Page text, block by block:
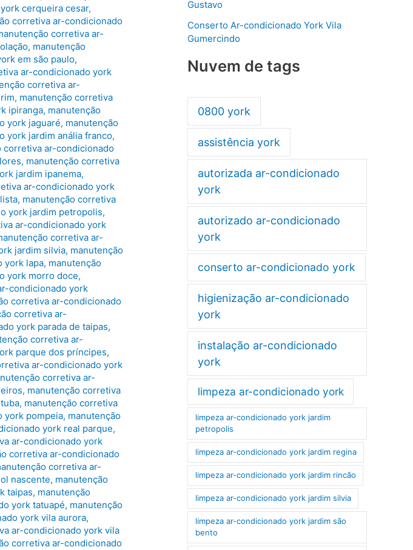
cerqueira cesar,
corretiva ar-condicionado
corretiva ar-
, manutenção
em são paulo,
ar-condicionado york
corretiva ar-
, manutenção corretiva
ipiranga, manutenção
york jaguaré, manutenção
york jardim anália franco,
corretiva ar-condicionado
, manutenção corretiva
jardim ipanema,
ar-condicionado york
, manutenção corretiva
york jardim petropolis,
ar-condicionado york
corretiva ar-
jardim silvia, manutenção
york lapa, manutenção
york morro doce,
condicionado york
corretiva ar-condicionado
corretiva ar-
york parada de taipas,
corretiva ar-
parque dos príncipes,
ar-condicionado york
corretiva ar-
, manutenção corretiva
, manutenção corretiva
york pompeia, manutenção
york real parque,
ar-condicionado york
corretiva ar-condicionado
corretiva ar-
nascente, manutenção
taipas, manutenção
york tatuapé, manutenção
york vila aurora,
ar-condicionado york vila
corretiva ar-condicionado
Gustavo
Conserto Ar-condicionado York Vila
Gumercindo
Nuvem de tags
0800 york
assistência york
autorizada ar-condicionado
york
autorizado ar-condicionado
york
conserto ar-condicionado york
higienização ar-condicionado
york
instalação ar-condicionado
york
limpeza ar-condicionado york
limpeza ar-condicionado york jardim
petropolis
limpeza ar-condicionado york jardim regina
limpeza ar-condicionado york jardim rincão
limpeza ar-condicionado york jardim silvia
limpeza ar-condicionado york jardim são
bento